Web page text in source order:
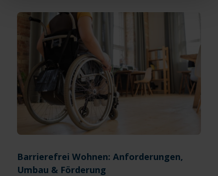
Barrierefrei Wohnen: Anforderungen,
Umbau & Förderung